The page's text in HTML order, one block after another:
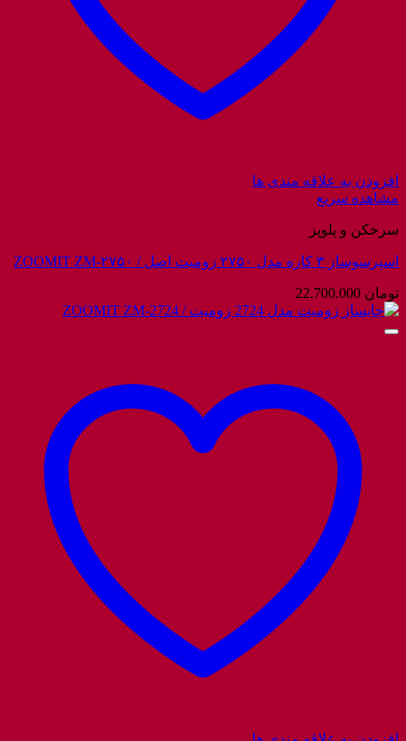
افزودن به علاقه مندی ها
مشاهده سریع
سرخکن و پلوپز
اسپرسوساز ۳ کاره مدل ۲۷۵۰ زومیت اصل / ZOOMIT ZM-۲۷۵۰
تومان